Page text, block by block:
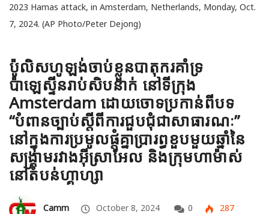
2023 Hamas attack, in Amsterdam, Netherlands, Monday, Oct.
7, 2024. (AP Photo/Peter Dejong)
ប៉ូលិសហូឡង់ចាប់ខ្លួនបាតុករគាំទ្រ
ប៉ាឡេស្ទីនរាប់សិបនាក់ នៅទីក្រុង
Amsterdam ដោយចោទប្រកាន់ពីបទ
“បំពានច្បាប់ស្ដីពីការជួបជុំជាសាធារណៈ”
នៅក្នុងការប្រមូលផ្តុំគ្នាប្រារព្ធខួបមួយឆ្នាំនៃ
សង្គ្រាមរវាងអ៊ីស្រាអែល និងក្រុមហាម៉ាស់
នៅតំបន់ហ្គាហ្សា
Camm October 8, 2024 0
287